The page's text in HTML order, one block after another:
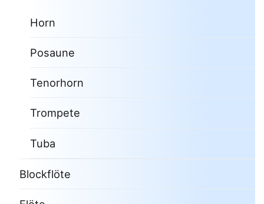
Horn
Posaune
Tenorhorn
Trompete
Tuba
Blockflöte